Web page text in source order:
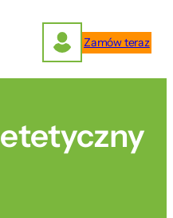
Zamów teraz